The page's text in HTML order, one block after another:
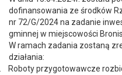
dofinansowania ze środków
nr 72/G/2024 na zadanie
gminnej w miejscowości
W ramach zadania zostaną
działania:
Roboty przygotowawcze